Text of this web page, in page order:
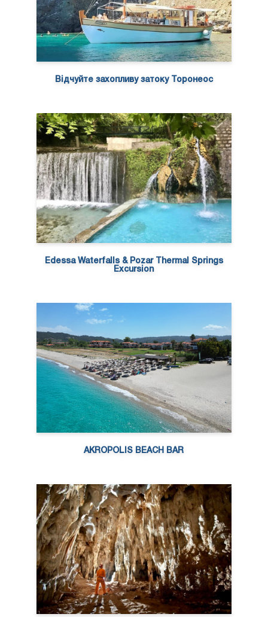
Відчуйте захопливу затоку Торонеос
Edessa Waterfalls & Pozar Thermal Springs
Excursion
AKROPOLIS BEACH BAR